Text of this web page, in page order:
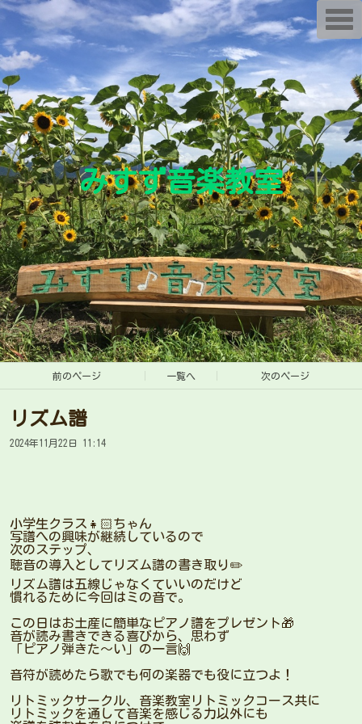
みすず音楽教室
前のページ 一覧へ 次のページ
リズム譜
2024年11月22日 11:14
小学生クラス👧🏻ちゃん
写譜への興味が継続しているので
次のステップ、
聴音の導入としてリズム譜の書き取り✏️
リズム譜は五線じゃなくていいのだけど
慣れるために今回はミの音で。
この日はお土産に簡単なピアノ譜をプレゼント🎁
音が読み書きできる喜びから、思わず
「ピアノ弾きた〜い」の一言🙌
音符が読めたら歌でも何の楽器でも役に立つよ！
リトミックサークル、音楽教室リトミックコース共に
リトミックを通して音楽を感じる力以外にも
T
o
g
g
v
i
g
a
i
o
n